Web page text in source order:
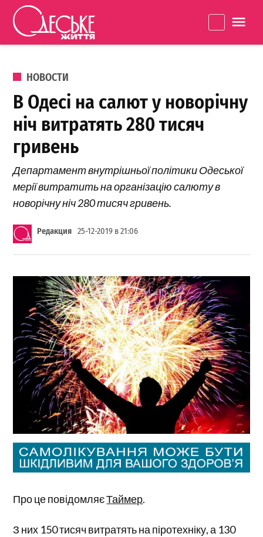
Перейти к содержанию
життя
ОПУБЛИКОВАНО В
НОВОСТИ
В Одесі на салют у новорічну
ніч витратять 280 тисяч
гривень
Департамент внутрішньої політики Одеської
мерії витратить на організацію салюту в
новорічну ніч 280 тисяч гривень.
Редакция 25-12-2019 в 21:06
Про це повідомляєТаймер.
З них 150 тисяч витратять на піротехніку, а 130